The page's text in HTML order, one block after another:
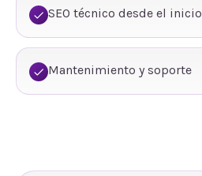
SEO técnico desde el inicio
Mantenimiento y soporte